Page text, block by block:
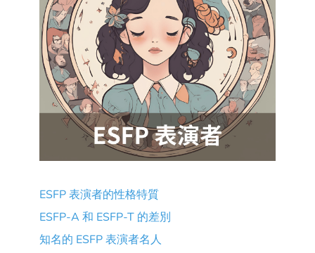
ESFP 表演者的性格特質
ESFP-A 和 ESFP-T 的差別
知名的 ESFP 表演者名人